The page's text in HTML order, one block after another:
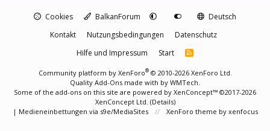
Cookies BalkanForum
Deutsch
Kontakt
Nutzungsbedingungen
Datenschutz
Hilfe und Impressum
Start
R
Community platform by XenForo® © 2010-2026 XenForo Ltd.
Quality Add-Ons made with by WMTech
Some of the add-ons on this site are powered by XenConcept™ ©2017-2026
XenConcept Ltd. (Details)
| Medieneinbettungen via s9e/MediaSites XenForo theme by xenfocus